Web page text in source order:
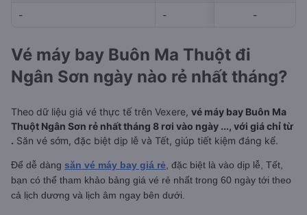
- - -
-
Vé máy bay Buôn Ma Thuột đi
Ngân Sơn ngày nào rẻ nhất tháng?
Theo dữ liệu giá vé thực tế trên Vexere, vé máy bay Buôn Ma
Thuột Ngân Sơn rẻ nhất tháng 8 rơi vào ngày ..., với giá chỉ từ
. Săn vé sớm, đặc biệt dịp lễ và Tết, giúp tiết kiệm đáng kể.
Để dễ dàng săn vé máy bay giá rẻ , đặc biệt là vào dịp lễ, Tết,
bạn có thể tham khảo bảng giá vé rẻ nhất trong 60 ngày tới theo
cả lịch dương và lịch âm ngay bên dưới.